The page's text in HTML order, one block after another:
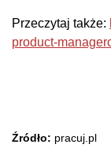
Przeczytaj także:
product-
Źródło: pracuj.pl